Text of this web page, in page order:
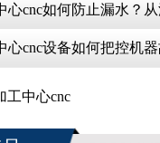
心cnc如何防止漏水？
心cnc设备如何把控机
工中心cnc